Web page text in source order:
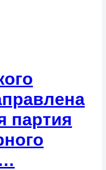
партия